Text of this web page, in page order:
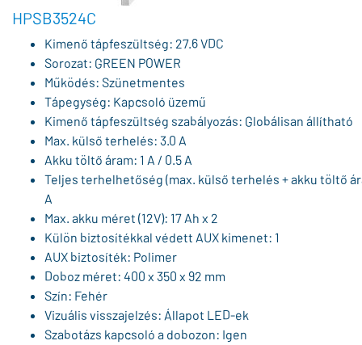
HPSB3524C
Kimenő tápfeszültség: 27.6 VDC
Sorozat: GREEN POWER
Működés: Szünetmentes
Tápegység: Kapcsoló üzemű
Kimenő tápfeszültség szabályozás: Globálisan állítható
Max. külső terhelés: 3.0 A
Akku töltő áram: 1 A / 0.5 A
Teljes terhelhetőség (max. külső terhelés + akku töltő
A
Max. akku méret (12V): 17 Ah x 2
Külön biztosítékkal védett AUX kimenet: 1
AUX biztosíték: Polimer
Doboz méret: 400 x 350 x 92 mm
Szín: Fehér
Vizuális visszajelzés: Állapot LED-ek
Szabotázs kapcsoló a dobozon: Igen